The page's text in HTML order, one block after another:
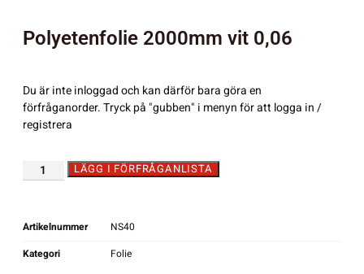
Polyetenfolie 2000mm vit 0,06
Du är inte inloggad och kan därför bara göra en
förfråganorder. Tryck på "gubben" i menyn för att logga in /
registrera
LÄGG I FÖRFRÅGANLISTA
Artikelnummer
NS40
Kategori
Folie